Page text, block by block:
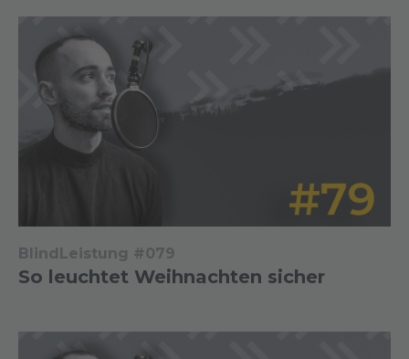
BlindLeistung #079
So leuchtet Weihnachten sicher